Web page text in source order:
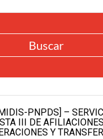
PNPDS] –
III DE
Y